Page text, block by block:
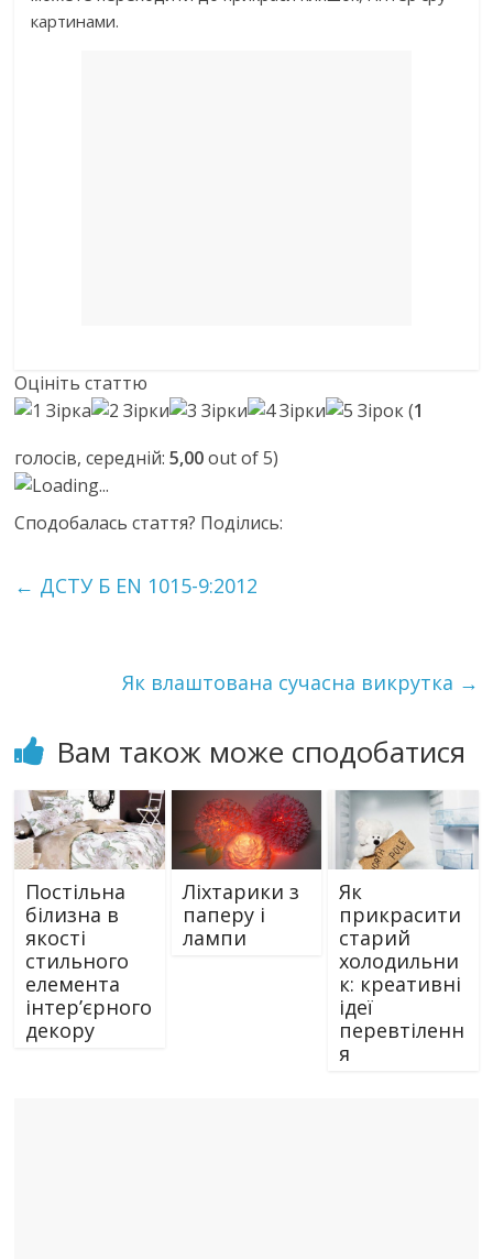
картинами.
Оцініть статтю
(1
голосів, середній:5,00out of 5)
Loading...
Сподобалась стаття? Поділись:
← ДСТУ Б ЕN 1015-9:2012
Як влаштована сучасна викрутка →
Вам також може сподобатися
Постільна
білизна в
якості
стильного
елемента
інтер’єрного
декору
Ліхтарики з
паперу і
лампи
Як
прикрасити
старий
холодильни
к: креативні
ідеї
перевтіленн
я